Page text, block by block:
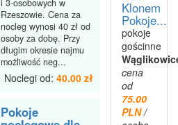
i 3-osobowych w
Rzeszowie. Cena za
nocleg wynosi 40 zł od
osoby za dobę. Przy
długim okresie najmu
możliwość neg...
Noclegi od: 40.00 zł
Pokoje
Klonem
Pokoje...
pokoje
gościnne
cena
od
75.00
PLN/